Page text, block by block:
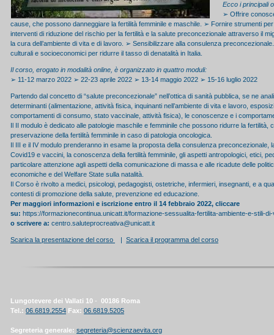
Ecco i principali
➢ Offrire
cause, che possono danneggiare la fertilità femminile e maschile. ➢ Fornire strumenti
interventi di riduzione del rischio per la fertilità e la salute preconcezionale attraverso il
la cura dell’ambiente di vita e di lavoro. ➢ Sensibilizzare alla consulenza
culturali e socioeconomici per ridurre il tasso di denatalità in Italia.
Il corso, erogato in modalità online, è organizzato in quattro moduli:
➢ 11-12 marzo 2022 ➢ 22-23 aprile 2022 ➢ 13-14 maggio 2022 ➢ 15-16 luglio 2022
Partendo dal concetto di “salute preconcezionale” nell’ottica di sanità pubblica, se ne
determinanti (alimentazione, attività fisica, inquinanti nell’ambiente di vita e lavoro,
comportamenti di consumo, stato vaccinale, attività fisica), le conoscenze e i
Il II modulo è dedicato alle patologie maschile e femminile che possono ridurre la fertilità,
preservazione della fertilità femminile in caso di patologia oncologica.
Il III e il IV modulo prenderanno in esame la proposta della consulenza preconcezionale,
Covid19 e vaccini, la conoscenza della fertilità femminile, gli aspetti antropologici, etici,
particolare attenzione agli aspetti della comunicazione di massa e alle ricadute delle
economiche e del Welfare State sulla natalità.
Il Corso è rivolto a medici, psicologi, pedagogisti, ostetriche, infermieri, insegnanti, e a
contesti di promozione della salute, prevenzione ed educazione.
Per maggiori informazioni e iscrizione entro il 14 febbraio 2022, cliccare
su: https://formazionecontinua.unicatt.it/formazione-sessualita-fertilita-ambiente-e-stili-
o scrivere a: centro.saluteprocreativa@unicatt.it
Scarica la presentazione del corso | Scarica il programma del corso
Lungotevere dei Vallati 10 - 00186 Roma
Tel.: 06.6819.2554 Fax: 06.6819.5205
Segreteria generale: segreteria@scienzaevita.org